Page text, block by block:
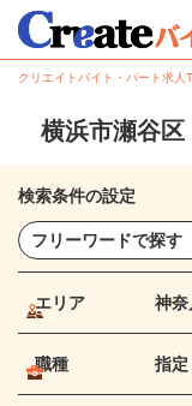
クリエイトバイト・パート求人
横浜市瀬谷
検索条件の設定
エリア 神奈
職種 指定